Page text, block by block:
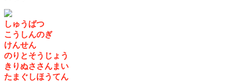
しゅうばつ
こうしんのぎ
けんせん
のりとそうじょう
きりぬささんまい
たまぐしほうてん